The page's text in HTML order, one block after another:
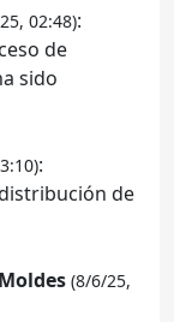
02:48):
de
sido
:
de
(8/6/25,